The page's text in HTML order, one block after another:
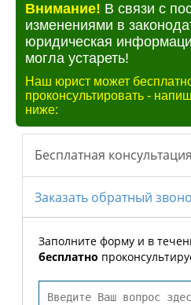
Внимание! В связи с
изменениями в
юридическая
могла устареть!
Наш юрист может
проконсультировать -
ниже: